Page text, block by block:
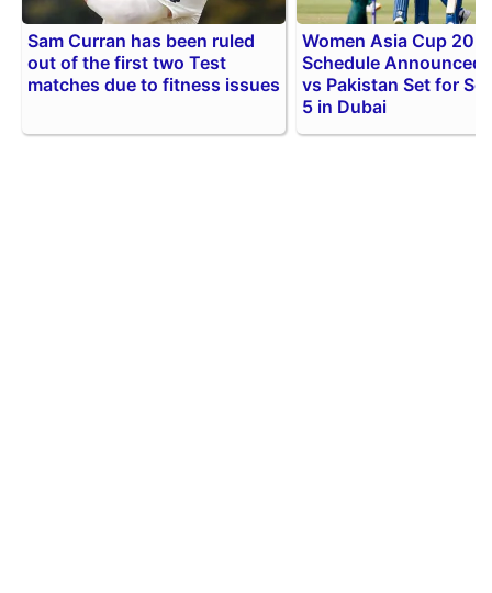
Sam Curran has been ruled
out of the first two Test
matches due to fitness issues
Women Asia Cup
Schedule Announced:
vs Pakistan Set for
5 in Dubai